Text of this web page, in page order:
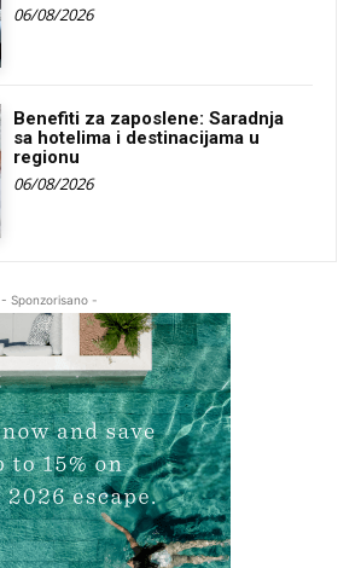
06/08/2026
Benefiti za zaposlene: Saradnja
sa hotelima i destinacijama u
regionu
06/08/2026
- Sponzorisano -